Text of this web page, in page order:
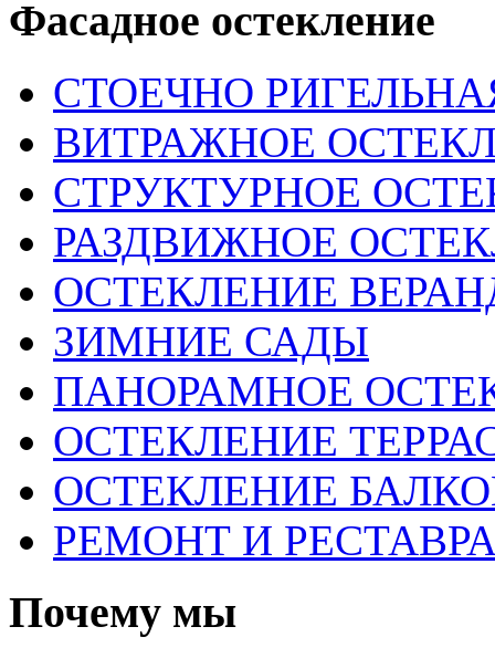
Фасадное остекление
СТОЕЧНО
ВИТРАЖНОЕ
СТРУКТУРНОЕ
РАЗДВИЖНОЕ
ОСТЕКЛЕНИЕ
ЗИМНИЕ САДЫ
ПАНОРАМНОЕ
ОСТЕКЛЕНИЕ
ОСТЕКЛЕНИЕ
РЕМОНТ И
Почему мы